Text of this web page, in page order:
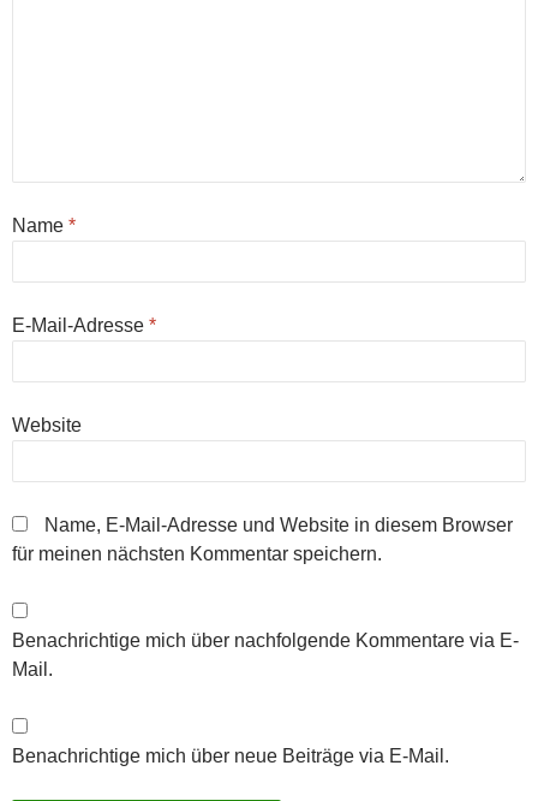
Name *
E-Mail-Adresse *
Website
Name, E-Mail-Adresse und Website in diesem Browser
für meinen nächsten Kommentar speichern.
Benachrichtige mich über nachfolgende Kommentare via E-
Mail.
Benachrichtige mich über neue Beiträge via E-Mail.